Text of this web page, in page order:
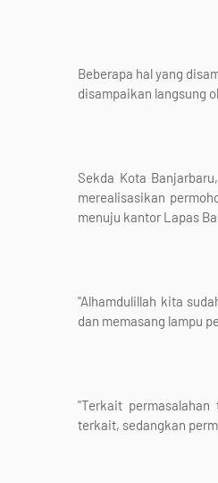
Beberapa hal yang
disampaikan langsung
Sekda Kota
merealisasikan
menuju kantor Lapas
"Alhamdulillah kita
dan memasang lampu
"Terkait
terkait, sedangkan